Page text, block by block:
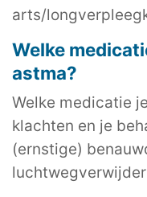
arts/
Welke
astma?
Welke medicatie
klachten en je
(ernstige)